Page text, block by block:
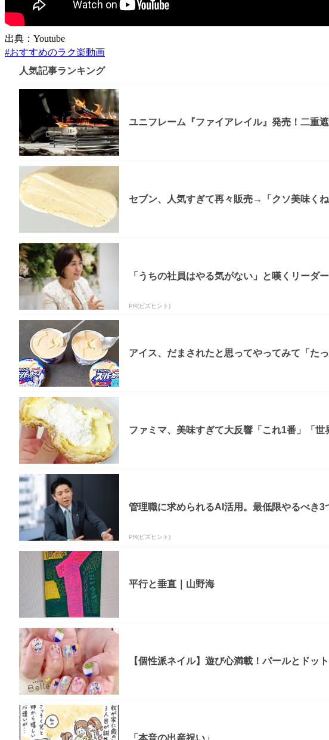
出典：Youtube
#おすすめのラク楽動画
人気記事ランキング
ユニフレーム『ファイアレイル』発売！二重
セブン、人気すぎて再々販売→「クソ美味く
「うちの社員はやる気がない」と嘆くリーダ
PR(ビズヒント)
アイス、だまされたと思ってやってみて「た
ファミマ、美味すぎて大反響「これ1番」「世
管理職に求められるAI活用。最低限やるべき
PR(ビズヒント)
平行と垂直｜山野海
【個性派ネイル】遊び心満載！パールとドッ
「本音の出産祝い」